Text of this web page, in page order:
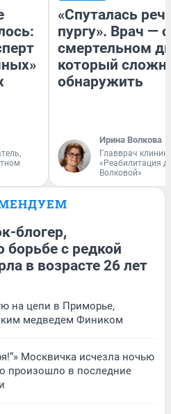
«Спуталась
пургу». Врач — о
смертельном
который
обнаружить
Ирина Волкова
Главврач
«Реабилитация
Волковой»
блогер,
борьбе с редкой
в возрасте 26 лет
на цепи в Приморье,
медведем Фиником
Москвичка исчезла ночью
произошло в последние